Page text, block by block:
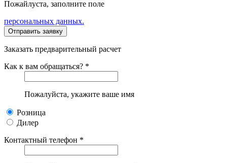
Пожайлуста, заполните поле
персональных данных.
Заказать предварительный расчет
Как к вам обращаться? *
Пожалуйста, укажите ваше имя
Розница
Дилер
Контактный телефон *